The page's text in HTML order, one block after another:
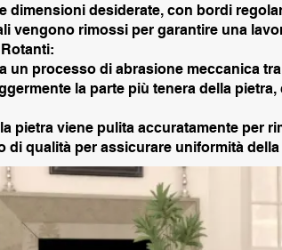
dimensioni desiderate, con bordi
vengono rimossi per garantire una
un processo di abrasione meccanica
la parte più tenera della
pietra viene pulita accuratamente per
di qualità per assicurare uniformità